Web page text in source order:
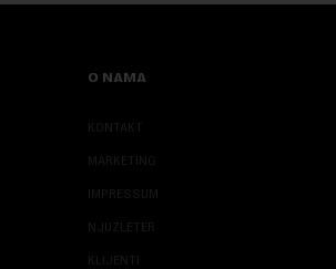
O NAMA
KONTAKT
MARKETING
IMPRESSUM
NJUZLETER
KLIJENTI